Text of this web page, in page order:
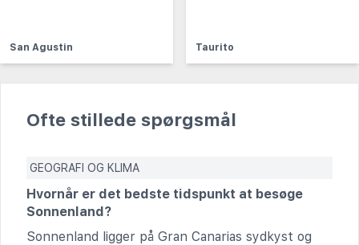
San Agustin Taurito
Ofte stillede spørgsmål
GEOGRAFI OG KLIMA
Hvornår er det bedste tidspunkt at besøge
Sonnenland?
Sonnenland ligger på Gran Canarias sydkyst og